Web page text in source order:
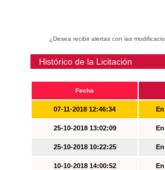
¿Desea recibir alertas con las
Histórico de la Licitación
Fecha
07-11-2018 12:46:34
25-10-2018 13:02:09
25-10-2018 10:22:25
10-10-2018 14:00:52